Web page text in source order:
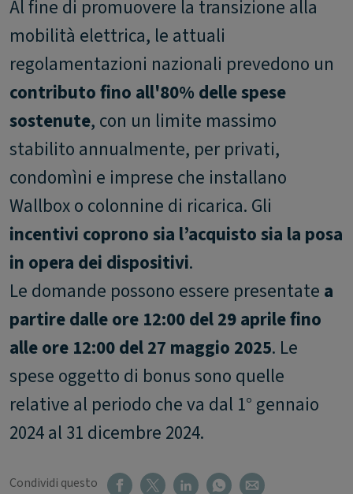
Al fine di promuovere la transizione alla
mobilità elettrica, le attuali
regolamentazioni nazionali prevedono un
contributo fino all'80% delle spese
sostenute, con un limite massimo
stabilito annualmente, per privati,
condomìni e imprese che installano
Wallbox o colonnine di ricarica. Gli
incentivi coprono sia l’acquisto sia la posa
in opera dei dispositivi.
Le domande possono essere presentate a
partire dalle ore 12:00 del 29 aprile fino
alle ore 12:00 del 27 maggio 2025. Le
spese oggetto di bonus sono quelle
relative al periodo che va dal 1° gennaio
2024 al 31 dicembre 2024.
Condividi questo